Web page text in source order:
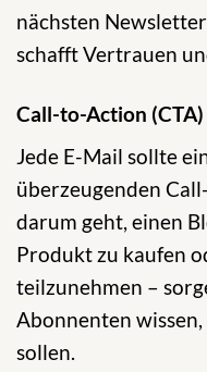
nächsten
schafft Vertrauen
Call-to-Action (CTA)
Jede E-Mail sollte
überzeugenden
darum geht, einen
Produkt zu kaufen
teilzunehmen –
Abonnenten wissen,
sollen.